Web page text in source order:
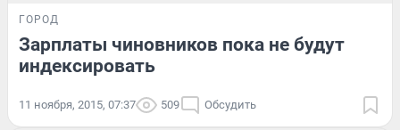
ГОРОД
Зарплаты чиновников пока не будут
индексировать
11 ноября, 2015, 07:37 509 Обсудить